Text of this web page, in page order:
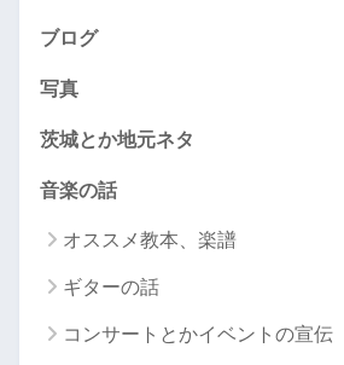
ブログ
写真
茨城とか地元ネタ
音楽の話
オススメ教本、楽譜
ギターの話
コンサートとかイベントの宣伝